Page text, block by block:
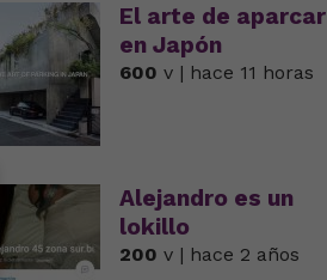
El arte de aparcar
en Japón
600 v | hace 11 horas
Alejandro es un
lokillo
200 v | hace 2 años